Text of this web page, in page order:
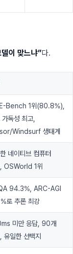
이 맞느냐”다.
Bench 1위(80.8%),
독성 최고,
Windsurf 생태계
네이티브 컴퓨터
OSWorld 1위
94.3%, ARC-AGI
로 추론 최강
미만 응답, 90개
유일한 선택지